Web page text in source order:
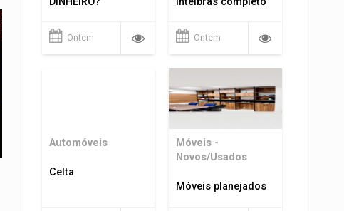
Ontem Ontem
Automóveis
Celta
Móveis -
Novos/Usados
Móveis planejados